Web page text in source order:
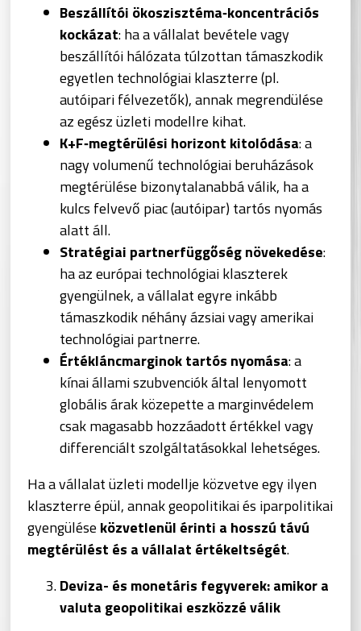
Beszállítói ökoszisztéma‑koncentrációs
kockázat: ha a vállalat bevétele vagy
beszállítói hálózata túlzottan támaszkodik
egyetlen technológiai klaszterre (pl.
autóipari félvezetők), annak megrendülése
az egész üzleti modellre kihat.
K+F‑megtérülési horizont kitolódása: a
nagy volumenű technológiai beruházások
megtérülése bizonytalanabbá válik, ha a
kulcs felvevő piac (autóipar) tartós nyomás
alatt áll.
Stratégiai partnerfüggőség növekedése:
ha az európai technológiai klaszterek
gyengülnek, a vállalat egyre inkább
támaszkodik néhány ázsiai vagy amerikai
technológiai partnerre.
Értékláncmarginok tartós nyomása: a
kínai állami szubvenciók által lenyomott
globális árak közepette a marginvédelem
csak magasabb hozzáadott értékkel vagy
differenciált szolgáltatásokkal lehetséges.
Ha a vállalat üzleti modellje közvetve egy ilyen
klaszterre épül, annak geopolitikai és iparpolitikai
gyengülése közvetlenül érinti a hosszú távú
megtérülést és a vállalat értékeltségét.
Deviza- és monetáris fegyverek: amikor a
valuta geopolitikai eszközzé válik